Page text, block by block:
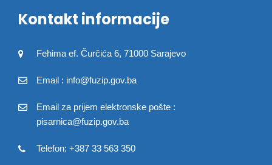
Kontakt informacije
Fehima ef. Čurčića 6, 71000 Sarajevo
Email : info@fuzip.gov.ba
Email za prijem elektronske pošte :
pisarnica@fuzip.gov.ba
Telefon: +387 33 563 350